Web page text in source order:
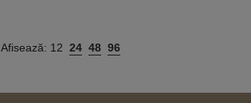
Afisează: 12 24 48 96